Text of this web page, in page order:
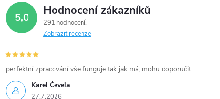
d
a
c
í
p
5,0 Hodnocení zákazníků
291 hodnocení
Zobrazit recenze
Karel Čevela
27.7.2026
perfektní zpracování vše funguje tak jak má, mohu doporučit